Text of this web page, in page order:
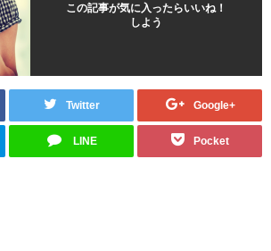
この記事が気に入ったらいいね！
しよう
Twitter Google+
LINE Pocket